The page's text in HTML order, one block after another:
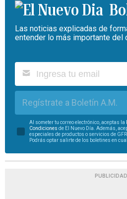
Las noticias explicadas de
entender lo más importante del
Regístrate a Boletín A.M.
Al someter tu correo electrónico, aceptas la
Condiciones de El Nuevo Día. Además,
especiales de productos o servicios de
Podrás optar salirte de los boletines en
PUBLICIDAD